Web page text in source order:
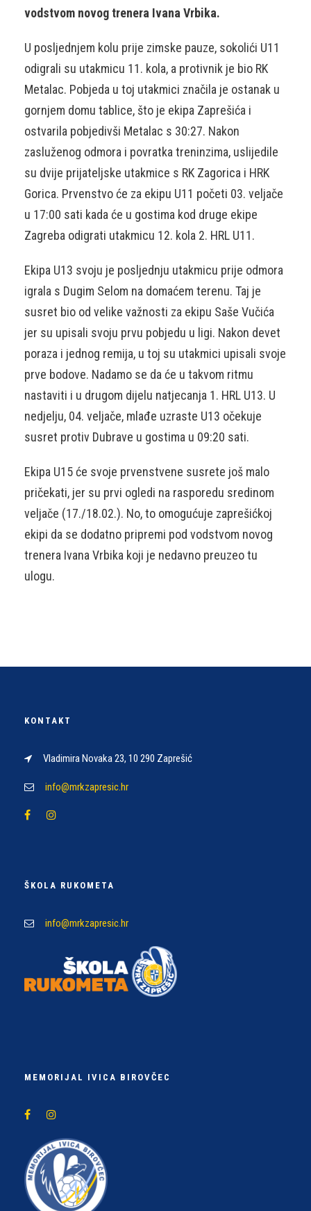
vodstvom novog trenera Ivana Vrbika.
U posljednjem kolu prije zimske pauze, sokolići U11
odigrali su utakmicu 11. kola, a protivnik je bio RK
Metalac. Pobjeda u toj utakmici značila je ostanak u
gornjem domu tablice, što je ekipa Zaprešića i
ostvarila pobjedivši Metalac s 30:27. Nakon
zasluženog odmora i povratka treninzima, uslijedile
su dvije prijateljske utakmice s RK Zagorica i HRK
Gorica. Prvenstvo će za ekipu U11 početi 03. veljače
u 17:00 sati kada će u gostima kod druge ekipe
Zagreba odigrati utakmicu 12. kola 2. HRL U11.
Ekipa U13 svoju je posljednju utakmicu prije odmora
igrala s Dugim Selom na domaćem terenu. Taj je
susret bio od velike važnosti za ekipu Saše Vučića
jer su upisali svoju prvu pobjedu u ligi. Nakon devet
poraza i jednog remija, u toj su utakmici upisali svoje
prve bodove. Nadamo se da će u takvom ritmu
nastaviti i u drugom dijelu natjecanja 1. HRL U13. U
nedjelju, 04. veljače, mlađe uzraste U13 očekuje
susret protiv Dubrave u gostima u 09:20 sati.
Ekipa U15 će svoje prvenstvene susrete još malo
pričekati, jer su prvi ogledi na rasporedu sredinom
veljače (17./18.02.). No, to omogućuje zaprešićkoj
ekipi da se dodatno pripremi pod vodstvom novog
trenera Ivana Vrbika koji je nedavno preuzeo tu
ulogu.
KONTAKT
Vladimira Novaka 23, 10 290 Zaprešić
info@mrkzapresic.hr
ŠKOLA RUKOMETA
info@mrkzapresic.hr
MEMORIJAL IVICA BIROVČEC